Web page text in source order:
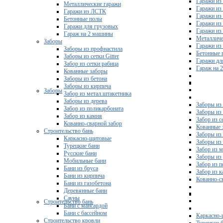
Гаражи из
Гаражи из
Гаражи
Гаражи из
Гаражи
Бетонные
Гаражи
Гараж на
Заборы
Заборы из
Заборы из
Забор из
Кованные
Заборы из
Заборы из
Забор из
Заборы из
Забор из
Забор из
Кованно-
Строительство бань
Металлические гаражи
Гаражи из ЛСТК
Бетонные полы
Гаражи для грузовых
Гараж на 2 машины
Заборы
Заборы из профнастила
Заборы из сетки Gitter
Забор из сетки рабица
Кованные заборы
Заборы из бетона
Заборы из кирпича
Забор из метал.штакетника
Заборы из дерева
Забор из поликарбоната
Забор из камня
Кованно-сварной забор
Строительство бань
Каркасно-щитовые
Турецкие бани
Русские бани
Мобильные бани
Бани из бруса
Бани из кирпича
Бани из газобетона
Деревянные бани
Сауны
Бани с мансардой
Бани с бассейном
Строительство кровли